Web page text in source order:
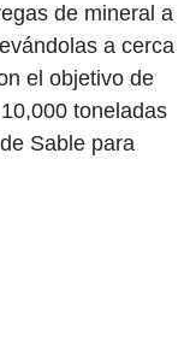
de mineral a
a cerca
el objetivo de
toneladas
Sable para